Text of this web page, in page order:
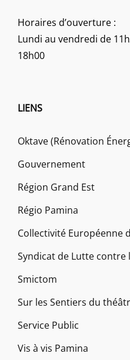
Horaires d’ouverture :
Lundi au vendredi de
18h00
LIENS
Oktave (Rénovation
Gouvernement
Région Grand Est
Régio Pamina
Collectivité Européenne
Syndicat de Lutte contre
Smictom
Sur les Sentiers du
Service Public
Vis à vis Pamina